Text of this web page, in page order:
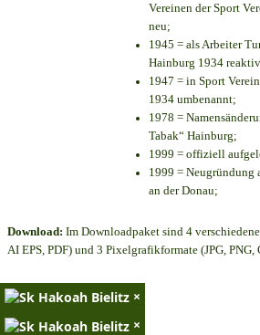
Vereinen der Sport
neu;
1945 = als Arbeiter
Hainburg 1934
1947 = in Sport
1934 umbenannt;
1978 =
Tabak“ Hainburg;
1999 = offiziell
1999 = Neugründung
an der Donau;
Download: Im Downloadpaket sind 4
AI EPS, PDF) und 3 Pixelgrafikformate (JPG, PNG,
×
×